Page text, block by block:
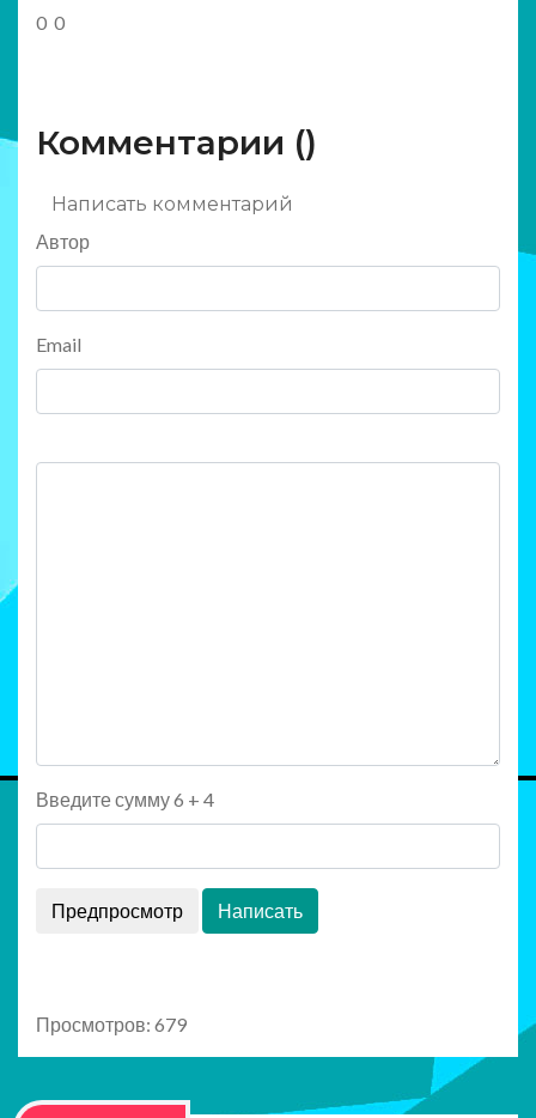
0 0
Комментарии ()
Написать комментарий
Автор
Email
Введите сумму 6 + 4
Просмотров: 679